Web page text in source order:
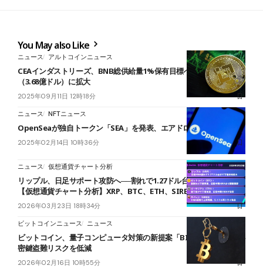
You May also Like
ニュース アルトコインニュース
CEAインダストリーズ、BNB総供給量1%保有目標へ前進──41.8万枚
（3.68億ドル）に拡大
2025年09月11日 12時18分
ニュース NFTニュース
OpenSeaが独自トークン「SEA」を発表、エアドロップ詳細は未定
2025年02月14日 10時36分
ニュース 仮想通貨チャート分析
リップル、日足サポート攻防へ──割れで1.27ドル台まで下落余地
【仮想通貨チャート分析】XRP、BTC、ETH、SIREN
2026年03月23日 18時34分
ビットコインニュース ニュース
ビットコイン、量子コンピュータ対策の新提案「BIP 360」公開──秘
密鍵盗難リスクを低減
2026年02月16日 10時55分